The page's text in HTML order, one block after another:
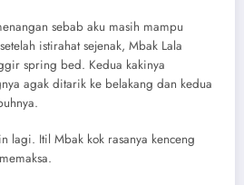
sebab aku masih mampu
istirahat sejenak, Mbak Lala
spring bed. Kedua kakinya
agak ditarik ke belakang dan kedua
lagi. Itil Mbak kok rasanya kenceng